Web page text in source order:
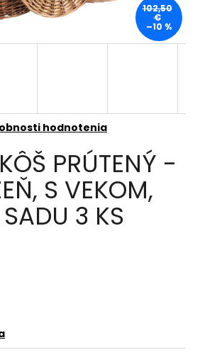
hodnotenia
PRÚTENÝ -
S VEKOM,
3 KS
102,50
€
–10 %
HĽADAŤ